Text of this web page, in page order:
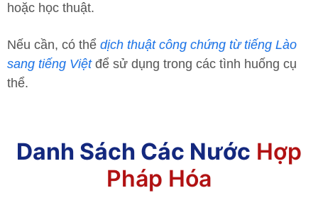
hoặc học thuật.
Nếu cần, có thể dịch thuật công chứng từ tiếng Lào
sang tiếng Việtđể sử dụng trong các tình huống cụ
thể.
Danh Sách Các Nước Hợp
Pháp Hóa